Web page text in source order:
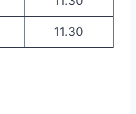
11.30